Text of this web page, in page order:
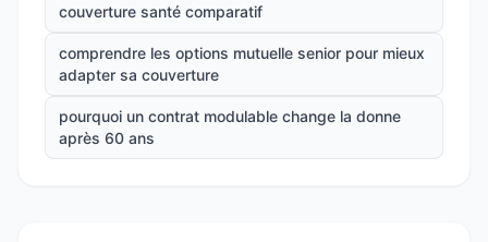
couverture santé comparatif
comprendre les options mutuelle senior pour mieux
adapter sa couverture
pourquoi un contrat modulable change la donne
après 60 ans